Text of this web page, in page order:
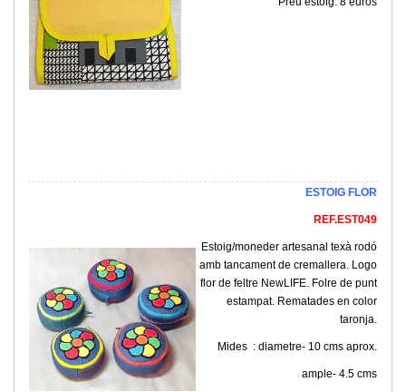
ESTOIG FLOR
REF.EST049
Estoig/moneder artesanal texà rodó
amb tancament de cremallera. Logo
flor de feltre NewLIFE. Folre de punt
estampat. Rematades en color
taronja.
Mides : diametre- 10 cms aprox.
ample- 4.5 cms